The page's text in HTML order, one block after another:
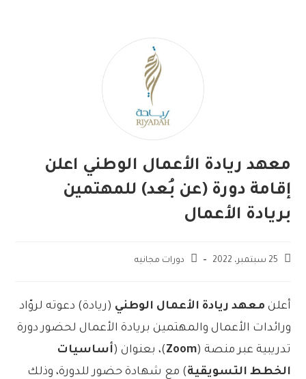
معهد ريادة الأعمال الوطني اعلن
إقامة دورة (عن بُعد) للمهتمين
بريادة الأعمال
25 سبتمبر، 2022 دورات مجانيه
أعلن معهد ريادة الأعمال الوطني (ريادة) دعوته لروّاد
ورائدات الأعمال والمهتمين بريادة الأعمال لحضور دورة
تدريبية عبر منصة (Zoom)، بعنوان (أساسيات
الخطط التسويقية) مع شهادة حضور للدورة، وذلك